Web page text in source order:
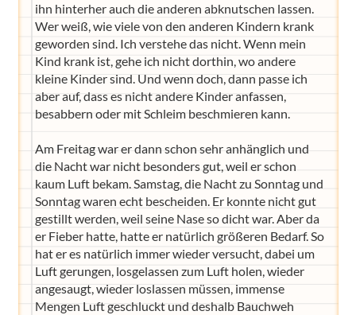
ihn hinterher auch die anderen abknutschen lassen.
Wer weiß, wie viele von den anderen Kindern krank
geworden sind. Ich verstehe das nicht. Wenn mein
Kind krank ist, gehe ich nicht dorthin, wo andere
kleine Kinder sind. Und wenn doch, dann passe ich
aber auf, dass es nicht andere Kinder anfassen,
besabbern oder mit Schleim beschmieren kann.
Am Freitag war er dann schon sehr anhänglich und
die Nacht war nicht besonders gut, weil er schon
kaum Luft bekam. Samstag, die Nacht zu Sonntag und
Sonntag waren echt bescheiden. Er konnte nicht gut
gestillt werden, weil seine Nase so dicht war. Aber da
er Fieber hatte, hatte er natürlich größeren Bedarf. So
hat er es natürlich immer wieder versucht, dabei um
Luft gerungen, losgelassen zum Luft holen, wieder
angesaugt, wieder loslassen müssen, immense
Mengen Luft geschluckt und deshalb Bauchweh